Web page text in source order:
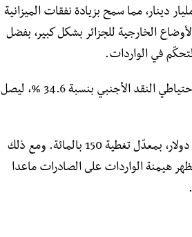
بالزيادة في قيمة إيرادات الميزانية لتفوق 7 آلاف مليار دينار، مما سمح بزيادة نفقات الميزانية
الخارجية للجزائر بشكل كبير، بفضل
في الواردات.
ويذكر التقرير أنه قد تمّ تسجيل فائض بـ 12 مليار دولار، وانتعاش احتياطي النقد الأجنبي بنسبة 34.6 %، ليصل
ويُضيف التقرير: ” حقّق الميزان التجاري فائضا بقيمة 20.21 مليار دولار، بمعدّل تغطية 150 بالمائة. ومع ذلك
هيمنة الواردات على الصادرات ماعدا